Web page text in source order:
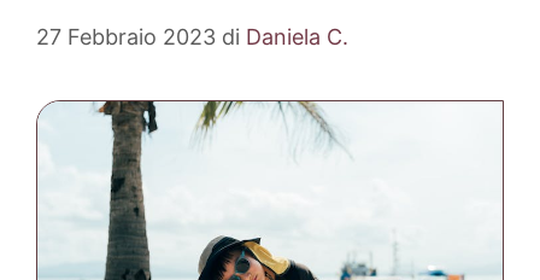
27 Febbraio 2023 di Daniela C.